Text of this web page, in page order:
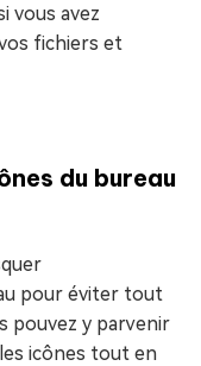
vous avez
fichiers et
du bureau
pour éviter tout
pouvez y parvenir
icônes tout en